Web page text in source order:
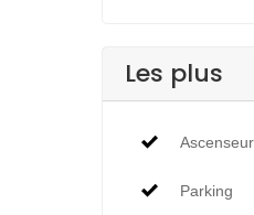
Les plus
Ascenseur
Parking